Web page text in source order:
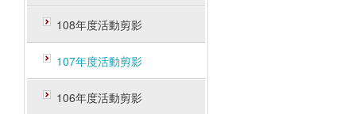
108年度活動剪影
107年度活動剪影
106年度活動剪影